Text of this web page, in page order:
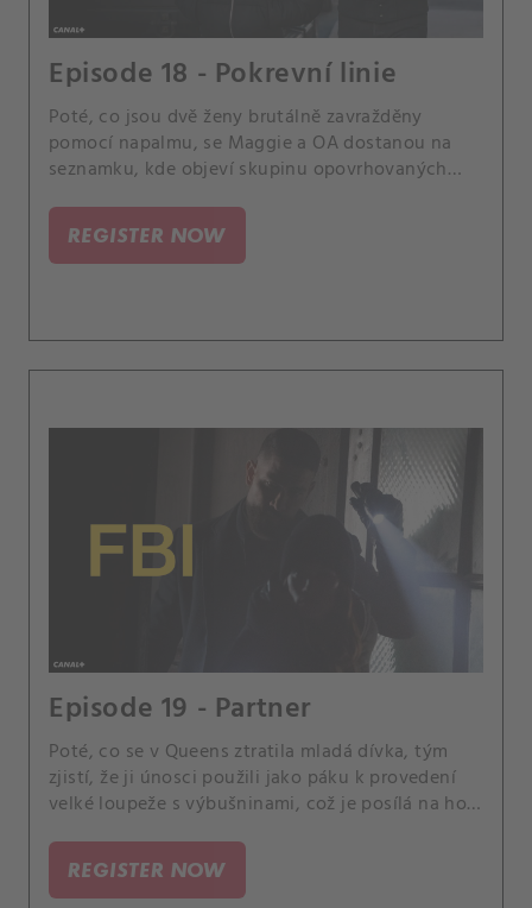
Episode 18 - Pokrevní linie
Poté, co jsou dvě ženy brutálně zavražděny
pomocí napalmu, se Maggie a OA dostanou na
seznamku, kde objeví skupinu opovrhovaných
odmítají.
REGISTER NOW
Episode 19 - Partner
Poté, co se v Queens ztratila mladá dívka, tým
zjistí, že ji únosci použili jako páku k provedení
velké loupeže s výbušninami, což je posílá na hon
mezitím začnou pracovat na svých základech jako
partneři.
REGISTER NOW